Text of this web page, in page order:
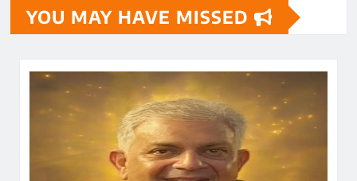
YOU MAY HAVE MISSED